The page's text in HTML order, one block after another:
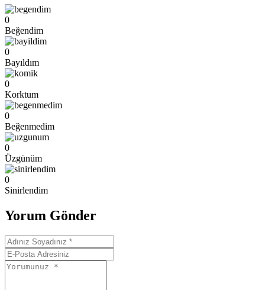
0
Beğendim
0
Bayıldım
0
Korktum
0
Beğenmedim
0
Üzgünüm
0
Sinirlendim
Yorum Gönder